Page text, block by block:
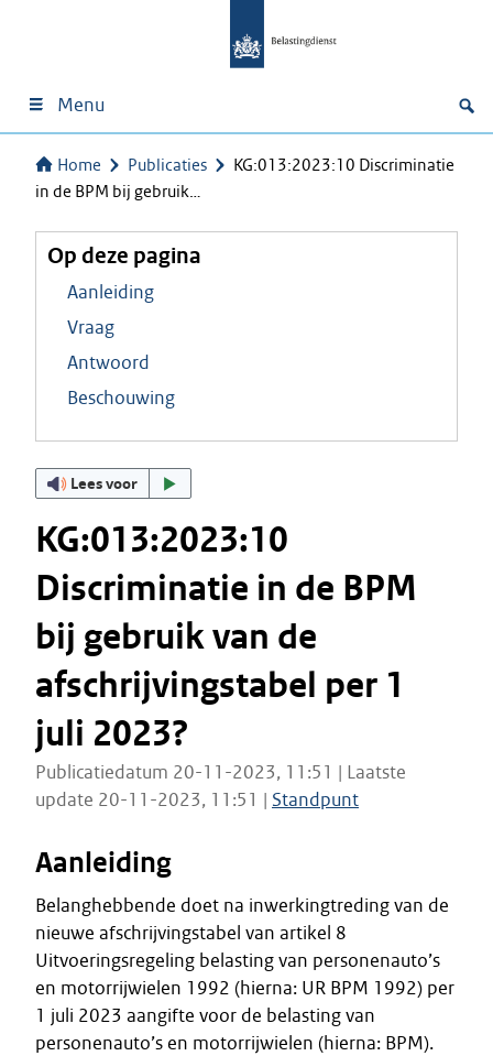
Menu
Home Publicaties
KG:013:2023:10 Discriminatie
in de BPM bij gebruik…
Op deze pagina
Aanleiding
Vraag
Antwoord
Beschouwing
Lees voor
KG:013:2023:10
Discriminatie in de BPM
bij gebruik van de
afschrijvingstabel per 1
juli 2023?
Publicatiedatum 20-11-2023, 11:51 | Laatste
update 20-11-2023, 11:51 | Standpunt
Aanleiding
Belanghebbende doet na inwerkingtreding van de
nieuwe afschrijvingstabel van artikel 8
Uitvoeringsregeling belasting van personenauto’s
en motorrijwielen 1992 (hierna: UR BPM 1992) per
1 juli 2023 aangifte voor de belasting van
personenauto’s en motorrijwielen (hierna: BPM).